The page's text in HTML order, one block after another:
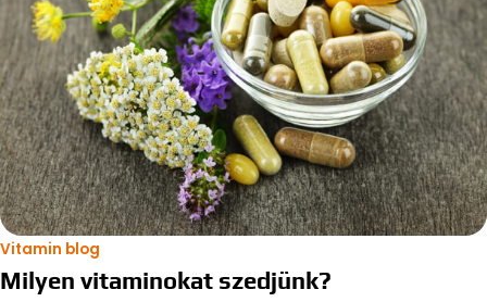
Vitamin blog
Milyen vitaminokat szedjünk?